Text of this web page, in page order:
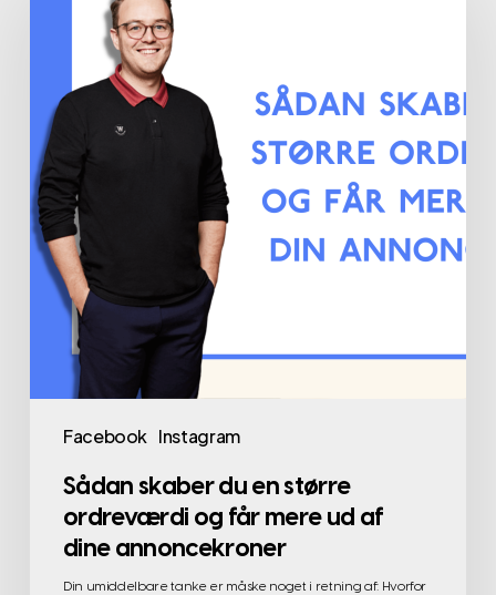
Facebook Instagram
Sådan skaber du en større
ordreværdi og får mere ud af
dine annoncekroner
Din umiddelbare tanke er måske noget i retning af: Hvorfor